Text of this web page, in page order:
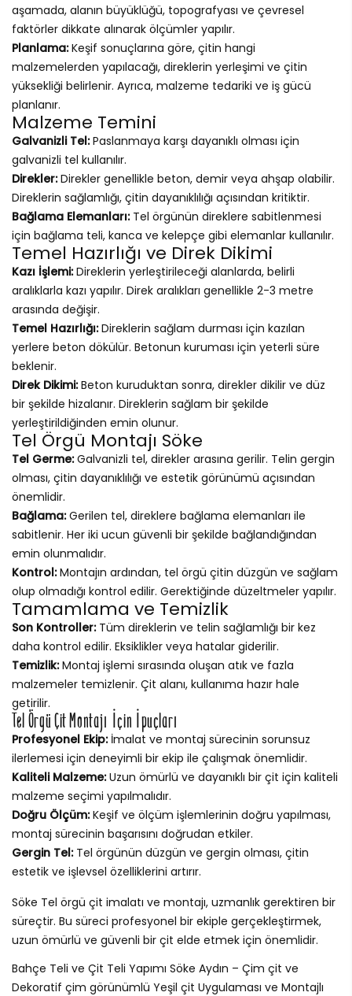
aşamada, alanın büyüklüğü, topografyası ve çevresel
faktörler dikkate alınarak ölçümler yapılır.
Planlama:Keşif sonuçlarına göre, çitin hangi
malzemelerden yapılacağı, direklerin yerleşimi ve çitin
yüksekliği belirlenir. Ayrıca, malzeme tedariki ve iş gücü
planlanır.
Malzeme Temini
Galvanizli Tel:Paslanmaya karşı dayanıklı olması için
galvanizli tel kullanılır.
Direkler:Direkler genellikle beton, demir veya ahşap olabilir.
Direklerin sağlamlığı, çitin dayanıklılığı açısından kritiktir.
Bağlama Elemanları:Tel örgünün direklere sabitlenmesi
için bağlama teli, kanca ve kelepçe gibi elemanlar kullanılır.
Temel Hazırlığı ve Direk Dikimi
Kazı İşlemi:Direklerin yerleştirileceği alanlarda, belirli
aralıklarla kazı yapılır. Direk aralıkları genellikle 2-3 metre
arasında değişir.
Temel Hazırlığı:Direklerin sağlam durması için kazılan
yerlere beton dökülür. Betonun kuruması için yeterli süre
beklenir.
Direk Dikimi:Beton kuruduktan sonra, direkler dikilir ve düz
bir şekilde hizalanır. Direklerin sağlam bir şekilde
yerleştirildiğinden emin olunur.
Tel Örgü Montajı Söke
Tel Germe:Galvanizli tel, direkler arasına gerilir. Telin gergin
olması, çitin dayanıklılığı ve estetik görünümü açısından
önemlidir.
Bağlama:Gerilen tel, direklere bağlama elemanları ile
sabitlenir. Her iki ucun güvenli bir şekilde bağlandığından
emin olunmalıdır.
Kontrol:Montajın ardından, tel örgü çitin düzgün ve sağlam
olup olmadığı kontrol edilir. Gerektiğinde düzeltmeler yapılır.
Tamamlama ve Temizlik
Son Kontroller:Tüm direklerin ve telin sağlamlığı bir kez
daha kontrol edilir. Eksiklikler veya hatalar giderilir.
Temizlik:Montaj işlemi sırasında oluşan atık ve fazla
malzemeler temizlenir. Çit alanı, kullanıma hazır hale
getirilir.
Tel Örgü Çit Montajı İçin İpuçları
Profesyonel Ekip:İmalat ve montaj sürecinin sorunsuz
ilerlemesi için deneyimli bir ekip ile çalışmak önemlidir.
Kaliteli Malzeme:Uzun ömürlü ve dayanıklı bir çit için kaliteli
malzeme seçimi yapılmalıdır.
Doğru Ölçüm:Keşif ve ölçüm işlemlerinin doğru yapılması,
montaj sürecinin başarısını doğrudan etkiler.
Gergin Tel:Tel örgünün düzgün ve gergin olması, çitin
estetik ve işlevsel özelliklerini artırır.
Söke Tel örgü çit imalatı ve montajı, uzmanlık gerektiren bir
süreçtir. Bu süreci profesyonel bir ekiple gerçekleştirmek,
uzun ömürlü ve güvenli bir çit elde etmek için önemlidir.
Bahçe Teli ve Çit Teli Yapımı Söke Aydın – Çim çit ve
Dekoratif çim görünümlü Yeşil çit Uygulaması ve Montajlı